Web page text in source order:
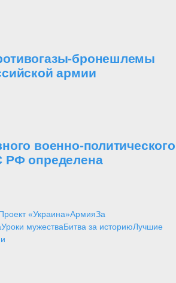
бронешлемы
армии
военно-политического
РФ определена
«Украина»АрмияЗа
Уроки мужестваБитва за историюЛучшие